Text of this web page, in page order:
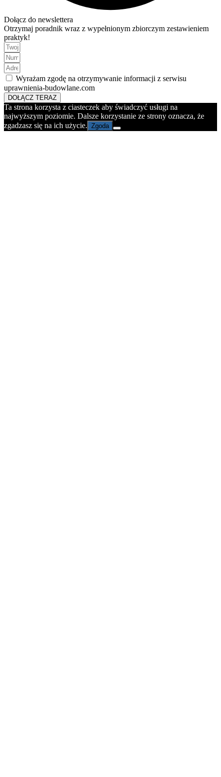
Dołącz do newslettera
Otrzymaj poradnik wraz z wypełnionym zbiorczym zestawieniem
praktyk!
Wyrażam zgodę na otrzymywanie informacji z serwisu
uprawnienia-budowlane.com
DOŁĄCZ TERAZ
Ta strona korzysta z ciasteczek aby świadczyć usługi na
najwyższym poziomie. Dalsze korzystanie ze strony oznacza, że
zgadzasz się na ich użycie. Zgoda